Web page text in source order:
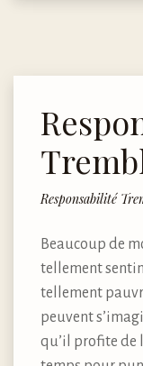
Responsabilité
Beaucoup de
tellement
tellement
peuvent
qu’il profite de